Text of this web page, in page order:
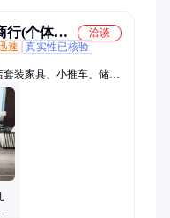
行(个体工
洽谈
速
真实性已核验
装家具、小推车、储物
大婚床、双人床、供桌
博古架、餐厅柜、沙发
软包床、理疗床